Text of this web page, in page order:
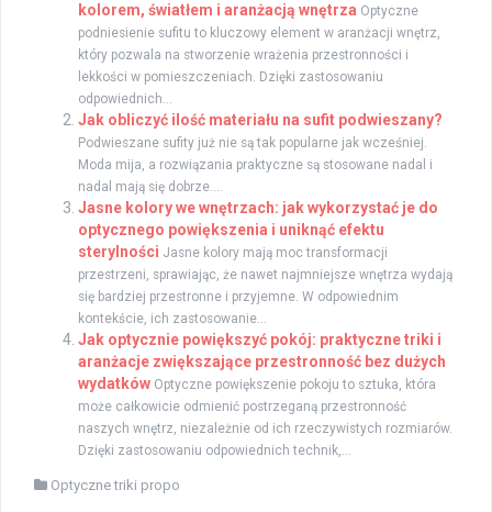
kolorem, światłem i aranżacją wnętrza Optyczne
podniesienie sufitu to kluczowy element w aranżacji wnętrz,
który pozwala na stworzenie wrażenia przestronności i
lekkości w pomieszczeniach. Dzięki zastosowaniu
odpowiednich...
Jak obliczyć ilość materiału na sufit podwieszany?
Podwieszane sufity już nie są tak popularne jak wcześniej.
Moda mija, a rozwiązania praktyczne są stosowane nadal i
nadal mają się dobrze....
Jasne kolory we wnętrzach: jak wykorzystać je do
optycznego powiększenia i uniknąć efektu
sterylności Jasne kolory mają moc transformacji
przestrzeni, sprawiając, że nawet najmniejsze wnętrza wydają
się bardziej przestronne i przyjemne. W odpowiednim
kontekście, ich zastosowanie...
Jak optycznie powiększyć pokój: praktyczne triki i
aranżacje zwiększające przestronność bez dużych
wydatków Optyczne powiększenie pokoju to sztuka, która
może całkowicie odmienić postrzeganą przestronność
naszych wnętrz, niezależnie od ich rzeczywistych rozmiarów.
Dzięki zastosowaniu odpowiednich technik,...
Optyczne triki propo